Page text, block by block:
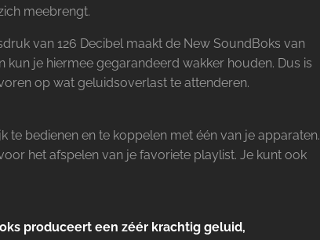
meebrengt.
van 126 Decibel maakt de New SoundBoks van
kun je hiermee gegarandeerd wakker houden. Dus is
op wat geluidsoverlast te attenderen.
te bedienen en te koppelen met één van je apparaten.
het afspelen van je favoriete playlist. Je kunt ook
produceert een zéér krachtig geluid,